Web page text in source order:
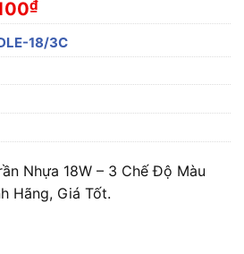
₫
18/3C
Nhựa 18W – 3 Chế Độ Màu
Hãng, Giá Tốt.
Nhựa 18W - 3 Chế Độ Màu MPE DLE-